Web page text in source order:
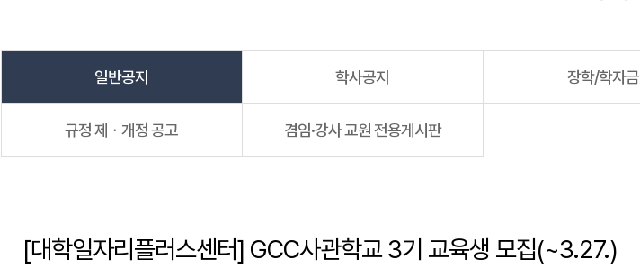
일반공지 학사공지 장학/학자금
규정 제ㆍ개정 공고 겸임·강사 교원 전용게시판
[대학일자리플러스센터] GCC사관학교 3기 교육생 모집(~3.27.)